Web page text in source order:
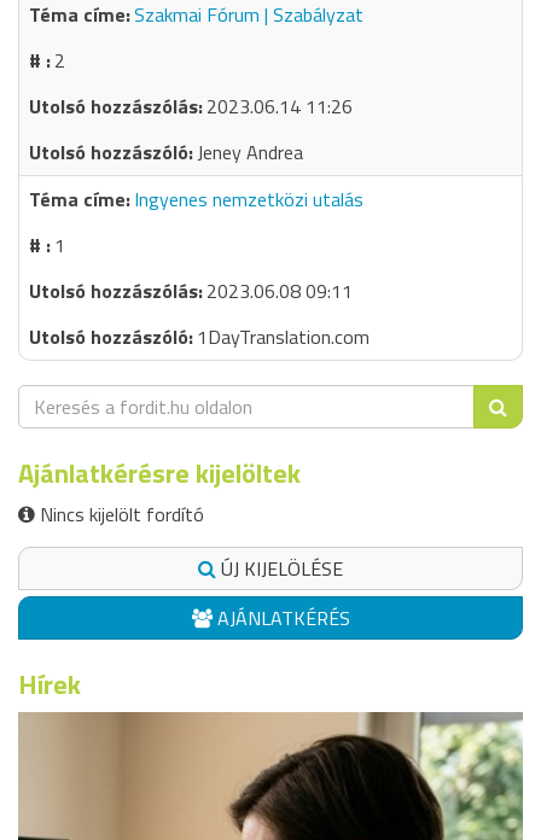
Szakmai Fórum | Szabályzat
2
2023.06.14 11:26
Jeney Andrea
Ingyenes nemzetközi utalás
1
2023.06.08 09:11
1DayTranslation.com
Ajánlatkérésre kijelöltek
Nincs kijelölt fordító
ÚJ KIJELÖLÉSE
AJÁNLATKÉRÉS
Hírek